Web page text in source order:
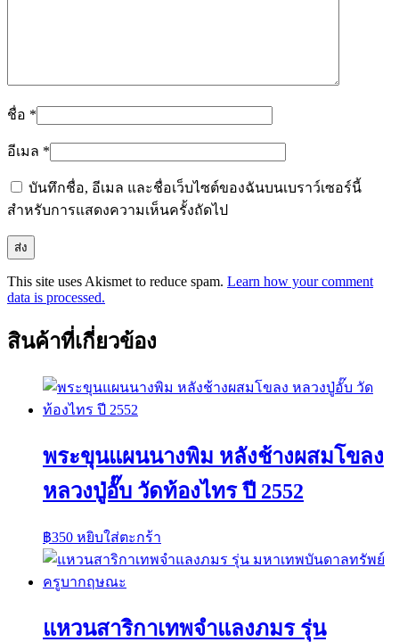
ชื่อ *
อีเมล *
บันทึกชื่อ, อีเมล และชื่อเว็บไซต์ของฉันบนเบราว์เซอร์นี้
สำหรับการแสดงความเห็นครั้งถัดไป
This site uses Akismet to reduce spam. Learn how your comment
data is processed.
สินค้าที่เกี่ยวข้อง
พระขุนแผนนางพิม หลังช้างผสมโขลง
หลวงปู่อั๊บ วัดท้องไทร ปี 2552
฿350 หยิบใส่ตะกร้า
แหวนสาริกาเทพจำแลงภมร รุ่น